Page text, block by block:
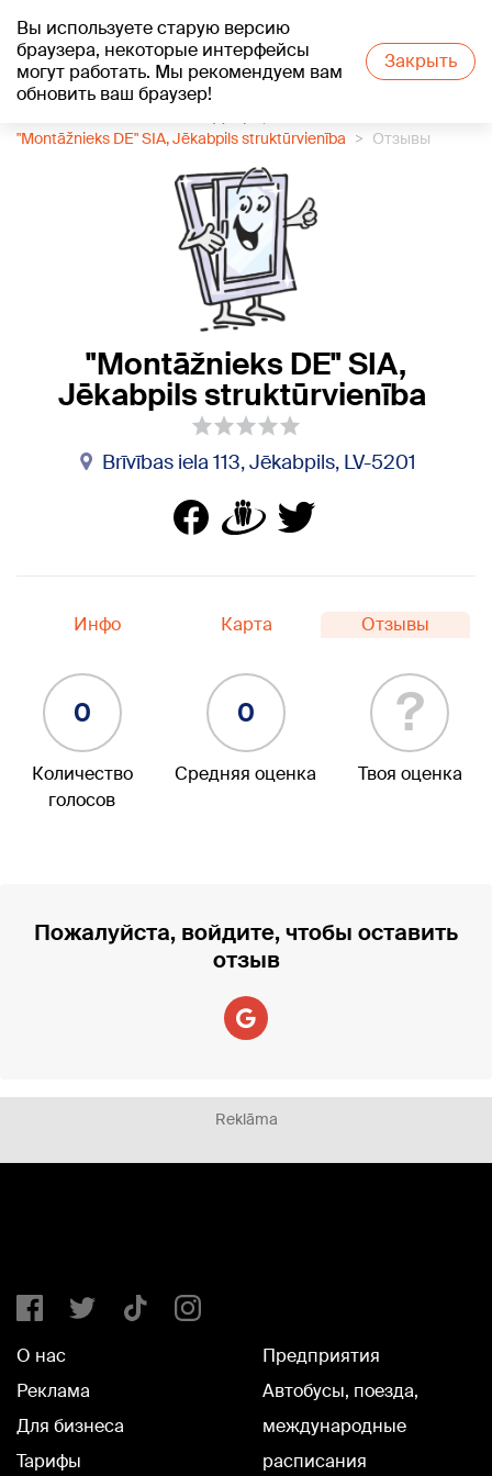
Вы используете старую версию
браузера, некоторые интерфейсы
могут работать. Мы рекомендуем вам
обновить ваш браузер!
Закрыть
+21°C
"Montāžnieks DE" SIA, Jēkabpils struktūrvienība
Отзывы
"Montāžnieks DE" SIA,
Jēkabpils struktūrvienība
Brīvības iela 113, Jēkabpils, LV-5201
Инфо Карта Отзывы
0
Количество
голосов
0
Средняя оценка
?
Твоя оценка
Пожалуйста, войдите, чтобы оставить
отзыв
Reklāma
О нас
Реклама
Для бизнеса
Тарифы
Предприятия
Автобусы, поезда,
международные
расписания